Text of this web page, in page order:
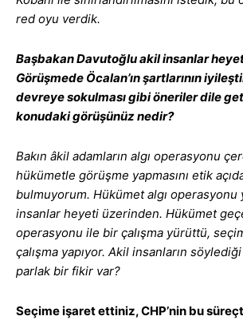
red oyu verdik.
Başbakan Davutoğlu akil insanlar
Görüşmede Öcalan’ın şartlarının
devreye sokulması gibi öneriler dile
konudaki görüşünüz nedir?
Bakın âkil adamların algı operasyonu
hükümetle görüşme yapmasını etik
bulmuyorum. Hükümet algı operasyonu
insanlar heyeti üzerinden. Hükümet
operasyonu ile bir çalışma yürüttü,
çalışma yapıyor. Akil insanların
parlak bir fikir var?
Seçime işaret ettiniz, CHP’nin bu